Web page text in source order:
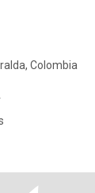
Colombia